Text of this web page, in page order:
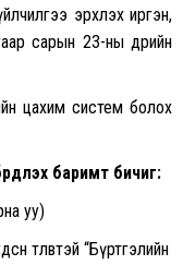
эрхлэх иргэн,
сарын 23-ны өдрийн
цахим систем болох
баримт бичиг:
уу)
төлөвтэй “Бүртгэлийн